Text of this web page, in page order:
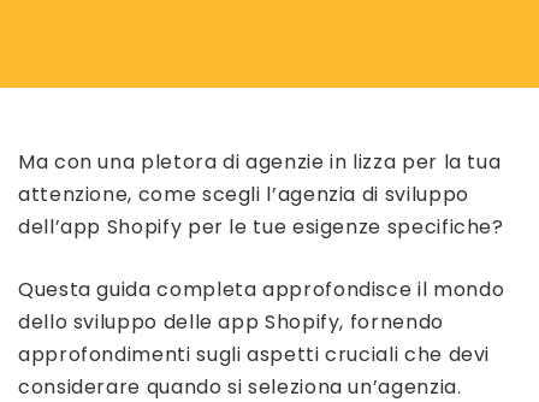
Ma con una pletora di agenzie in lizza per la tua
attenzione, come scegli l’agenzia di sviluppo
dell’app Shopify per le tue esigenze specifiche?
Questa guida completa approfondisce il mondo
dello sviluppo delle app Shopify, fornendo
approfondimenti sugli aspetti cruciali che devi
considerare quando si seleziona un’agenzia.